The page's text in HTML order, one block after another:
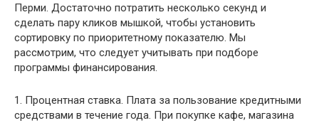
Перми. Достаточно потратить несколько секунд и
сделать пару кликов мышкой, чтобы установить
сортировку по приоритетному показателю. Мы
рассмотрим, что следует учитывать при подборе
программы финансирования.
1. Процентная ставка. Плата за пользование кредитными
средствами в течение года. При покупке кафе, магазина